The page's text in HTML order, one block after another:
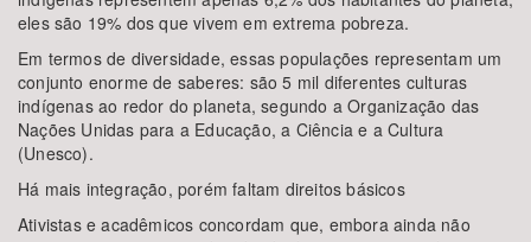
eles são 19% dos que vivem em extrema pobreza.
Em termos de diversidade, essas populações representam um
conjunto enorme de saberes: são 5 mil diferentes culturas
indígenas ao redor do planeta, segundo a Organização das
Nações Unidas para a Educação, a Ciência e a Cultura
(Unesco).
Há mais integração, porém faltam direitos básicos
Ativistas e acadêmicos concordam que, embora ainda não